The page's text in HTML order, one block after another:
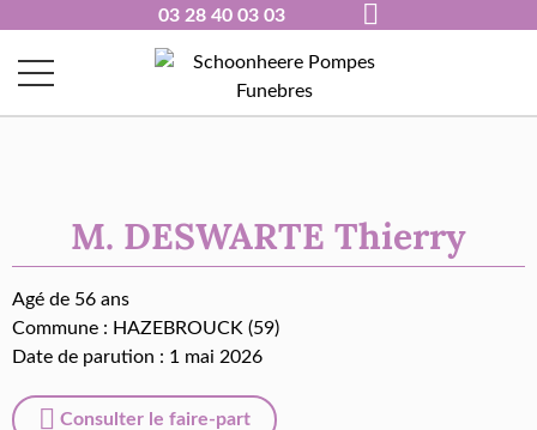
03 28 40 03 03
M. DESWARTE Thierry
Agé de 56 ans
Commune : HAZEBROUCK (59)
Date de parution : 1 mai 2026
Consulter le faire-part